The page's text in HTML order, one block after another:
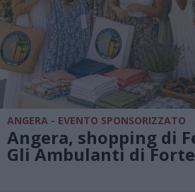
ANGERA - EVENTO SPONSORIZZATO
Angera, shopping di
Gli Ambulanti di